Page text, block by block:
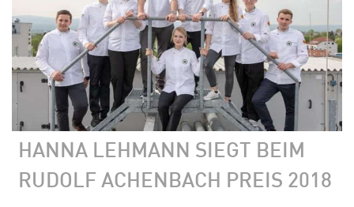
HANNA LEHMANN SIEGT BEIM
RUDOLF ACHENBACH PREIS 2018